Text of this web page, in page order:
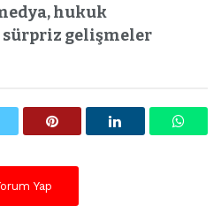
hukuk
sürpriz gelişmeler
Yap